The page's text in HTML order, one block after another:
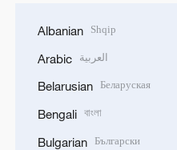
Albanian Shqip
Arabic العربية
Belarusian Беларуская
Bengali বাংলা
Bulgarian Български